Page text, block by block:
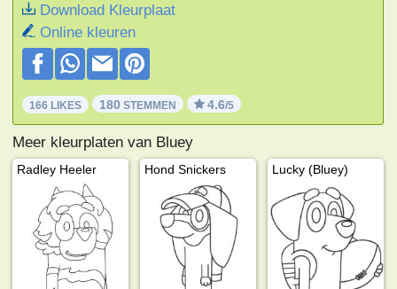
Download Kleurplaat
Online kleuren
166 LIKES 180 STEMMEN 4.6/5
Meer kleurplaten van Bluey
Radley Heeler Hond Snickers Lucky (Bluey)